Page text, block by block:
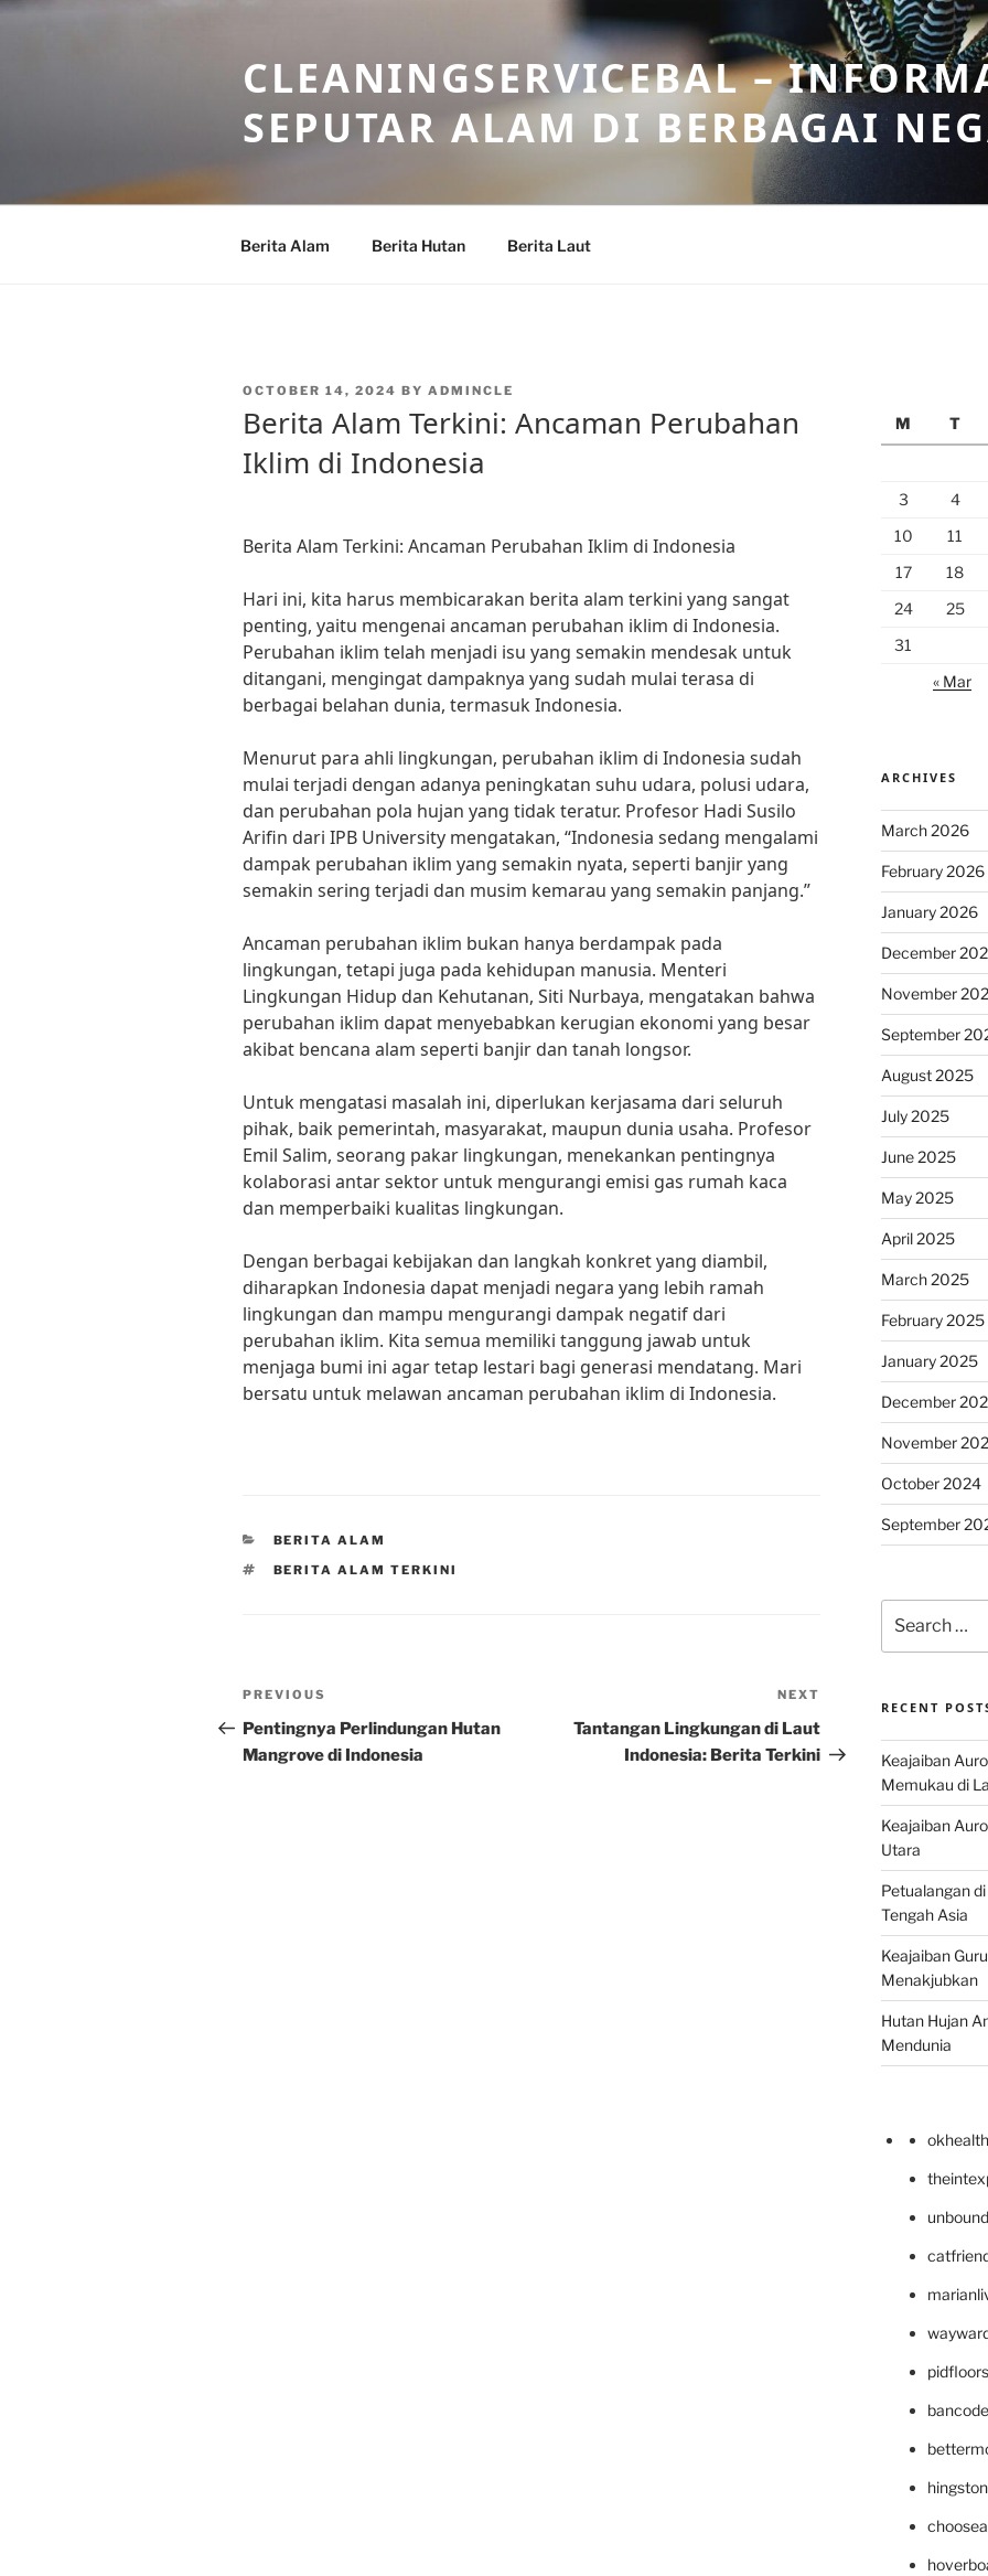
Skip
CLEANINGSERVICEBAL –
SEPUTAR ALAM DI BERBAGAI
Berita Alam Berita Hutan Berita Laut
POSTED
OCTOBER 14, 2024 BY ADMINCLE
Berita Alam Terkini: Ancaman Perubahan
Iklim di Indonesia
Berita Alam Terkini: Ancaman Perubahan Iklim di Indonesia
Hari ini, kita harus membicarakan berita alam terkini yang sangat
penting, yaitu mengenai ancaman perubahan iklim di Indonesia.
Perubahan iklim telah menjadi isu yang semakin mendesak untuk
ditangani, mengingat dampaknya yang sudah mulai terasa di
berbagai belahan dunia, termasuk Indonesia.
Menurut para ahli lingkungan, perubahan iklim di Indonesia sudah
mulai terjadi dengan adanya peningkatan suhu udara, polusi udara,
dan perubahan pola hujan yang tidak teratur. Profesor Hadi Susilo
Arifin dari IPB University mengatakan, “Indonesia sedang mengalami
dampak perubahan iklim yang semakin nyata, seperti banjir yang
semakin sering terjadi dan musim kemarau yang semakin panjang.”
Ancaman perubahan iklim bukan hanya berdampak pada
lingkungan, tetapi juga pada kehidupan manusia. Menteri
Lingkungan Hidup dan Kehutanan, Siti Nurbaya, mengatakan bahwa
perubahan iklim dapat menyebabkan kerugian ekonomi yang besar
akibat bencana alam seperti banjir dan tanah longsor.
Untuk mengatasi masalah ini, diperlukan kerjasama dari seluruh
pihak, baik pemerintah, masyarakat, maupun dunia usaha. Profesor
Emil Salim, seorang pakar lingkungan, menekankan pentingnya
kolaborasi antar sektor untuk mengurangi emisi gas rumah kaca
dan memperbaiki kualitas lingkungan.
Dengan berbagai kebijakan dan langkah konkret yang diambil,
diharapkan Indonesia dapat menjadi negara yang lebih ramah
lingkungan dan mampu mengurangi dampak negatif dari
perubahan iklim. Kita semua memiliki tanggung jawab untuk
menjaga bumi ini agar tetap lestari bagi generasi mendatang. Mari
bersatu untuk melawan ancaman perubahan iklim di Indonesia.
CATEGORIES
BERITA ALAM
TAGS
BERITA ALAM TERKINI
Post
navigation
Previous
Post
PREVIOUS
Pentingnya Perlindungan Hutan
Mangrove di Indonesia
Post
NEXT
Tantangan Lingkungan di Laut
Indonesia: Berita Terkini
M
T
3
4
10
11
17
18
24
25
31
« Mar
ARCHIVES
March 2026
February 2026
January 2026
December
November
September
August 2025
July 2025
June 2025
May 2025
April 2025
March 2025
February 2025
January 2025
December
November
October 2024
September
for:
RECENT
Keajaiban
Memukau di
Keajaiban
Utara
Petualangan
Tengah Asia
Keajaiban
Menakjubkan
Hutan Hujan
Mendunia